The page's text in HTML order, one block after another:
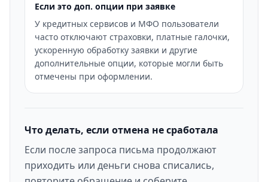
Если это доп. опции при заявке
У кредитных сервисов и МФО пользователи
часто отключают страховки, платные галочки,
ускоренную обработку заявки и другие
дополнительные опции, которые могли быть
отмечены при оформлении.
Что делать, если отмена не сработала
Если после запроса письма продолжают
приходить или деньги снова списались,